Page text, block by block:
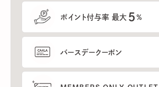
ポイント付与率 最大 %
バースデークーポン
MEMBERS ONLY OUTLETのご